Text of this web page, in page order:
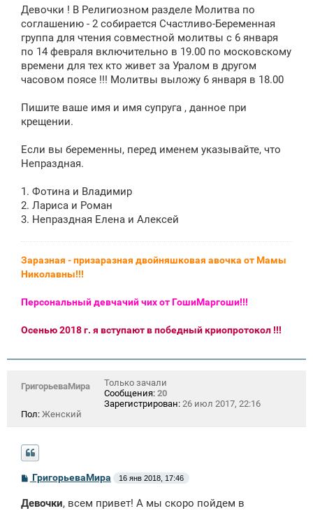
б
щ
н
и
Девочки ! В Религиозном разделе Молитва по
соглашению - 2 собирается Счастливо-Беременная
группа для чтения совместной молитвы с 6 января
по 14 февраля включительно в 19.00 по московскому
времени для тех кто живет за Уралом в другом
часовом поясе !!! Молитвы выложу 6 января в 18.00
Пишите ваше имя и имя супруга , данное при
крещении.
Если вы беременны, перед именем указывайте, что
Непраздная.
1. Фотина и Владимир
2. Лариса и Роман
3. Непраздная Елена и Алексей
Заразная - призаразная двойняшковая авочка от Мамы
Николавны!!!
Персональный девчачий чих от ГошиМаргоши!!!
Осенью 2018 г. я вступают в победный криопротокол !!!
ГригорьеваМира
Только зачали
Сообщения: 20
Зарегистрирован: 26 июл 2017, 22:16
Пол: Женский
С
б
ГригорьеваМира 16 янв 2018, 17:46
Девочки, всем привет! А мы скоро пойдем в